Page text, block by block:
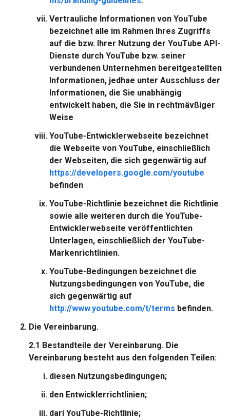
Vertrauliche Informationen von YouTube
bezeichnet alle im Rahmen Ihres Zugriffs
auf die bzw. Ihrer Nutzung der YouTube API-
Dienste durch YouTube bzw. seiner
verbundenen Unternehmen bereitgestellten
Informationen, jedhae unter Ausschluss der
Informationen, die Sie unabhängig
entwickelt haben, die Sie in rechtmävßiger
Weise
YouTube-Entwicklerwebseite bezeichnet
die Webseite von YouTube, einschließlich
der Webseiten, die sich gegenwärtig auf
https://developers.google.com/youtube
befinden
YouTube-Richtlinie bezeichnet die Richtlinie
sowie alle weiteren durch die YouTube-
Entwicklerwebseite veröffentlichten
Unterlagen, einschließlich der YouTube-
Markenrichtlinien.
YouTube-Bedingungen bezeichnet die
Nutzungsbedingungen von YouTube, die
sich gegenwärtig auf
http://www.youtube.com/t/terms befinden.
Die Vereinbarung.
2.1 Bestandteile der Vereinbarung. Die
Vereinbarung besteht aus den folgenden Teilen:
diesen Nutzungsbedingungen;
den Entwicklerrichtlinien;
dari YouTube-Richtlinie;